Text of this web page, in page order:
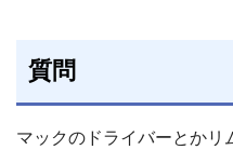
質問
マックのドライバーとかリ